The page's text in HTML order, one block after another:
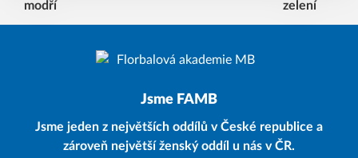
Jsme FAMB
Jsme jeden z největších oddílů v České republice a
zároveň největší ženský oddíl u nás v ČR.